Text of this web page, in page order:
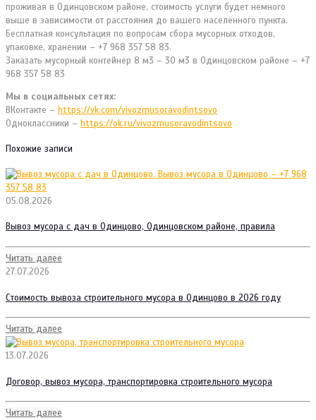
проживая в Одинцовском районе, стоимость услуги будет немного
выше в зависимости от расстояния до вашего населенного пункта.
Бесплатная консультация по вопросам сбора мусорных отходов,
упаковке, хранении – +7 968 357 58 83.
Заказать мусорный контейнер 8 м3 – 30 м3 в Одинцовском районе – +7
968 357 58 83
Мы в социальных сетях:
ВКонтакте – https://vk.com/vivozmusoravodintsovo
Одноклассники – https://ok.ru/vivozmusoravodintsovo
Похожие записи
05.08.2026
Вывоз мусора с дач в Одинцово, Одинцовском районе, правила
Читать далее
27.07.2026
Стоимость вывоза строительного мусора в Одинцово в 2026 году
Читать далее
13.07.2026
Договор, вывоз мусора, транспортировка строительного мусора
Читать далее